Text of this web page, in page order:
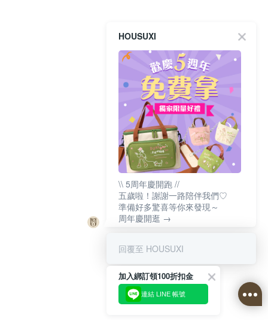
HOUSUXI
\\ 5周年慶開跑 //
五歲啦！謝謝一路陪伴我們♡
準備好多驚喜等你來發現～
周年慶開逛 →
回覆至 HOUSUXI
加入綁訂領100折扣金
連結 LINE 帳號